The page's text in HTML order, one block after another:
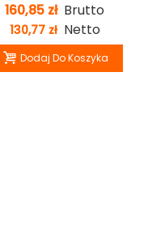
160,85 zł Brutto
130,77 zł Netto
Dodaj Do Koszyka